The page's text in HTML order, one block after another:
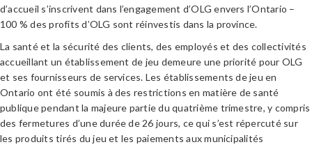
d’accueil s’inscrivent dans l’engagement d’OLG envers l’Ontario –
100 % des profits d’OLG sont réinvestis dans la province.
La santé et la sécurité des clients, des employés et des collectivités
accueillant un établissement de jeu demeure une priorité pour OLG
et ses fournisseurs de services. Les établissements de jeu en
Ontario ont été soumis à des restrictions en matière de santé
publique pendant la majeure partie du quatrième trimestre, y compris
des fermetures d’une durée de 26 jours, ce qui s’est répercuté sur
les produits tirés du jeu et les paiements aux municipalités